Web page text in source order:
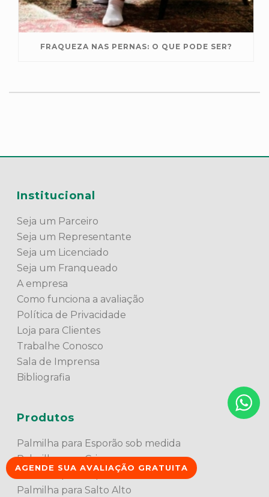
FRAQUEZA NAS PERNAS: O QUE PODE SER?
Institucional
Seja um Parceiro
Seja um Representante
Seja um Licenciado
Seja um Franqueado
A empresa
Como funciona a avaliação
Política de Privacidade
Loja para Clientes
Trabalhe Conosco
Sala de Imprensa
Bibliografia
Produtos
Palmilha para Esporão sob medida
Palmilha para Crianças
Palmilha para Esportes
Palmilha para Salto Alto
AGENDE SUA AVALIAÇÃO GRATUITA